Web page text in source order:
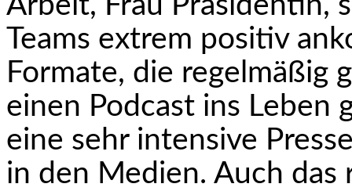
Arbeit, Frau Präsidentin,
Teams extrem positiv
Formate, die regelmäßig
einen Podcast ins Leben
eine sehr intensive
in den Medien. Auch